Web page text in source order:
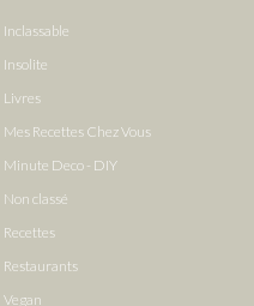
Inclassable
Insolite
Livres
Mes Recettes Chez Vous
Minute Deco - DIY
Non classé
Recettes
Restaurants
Vegan